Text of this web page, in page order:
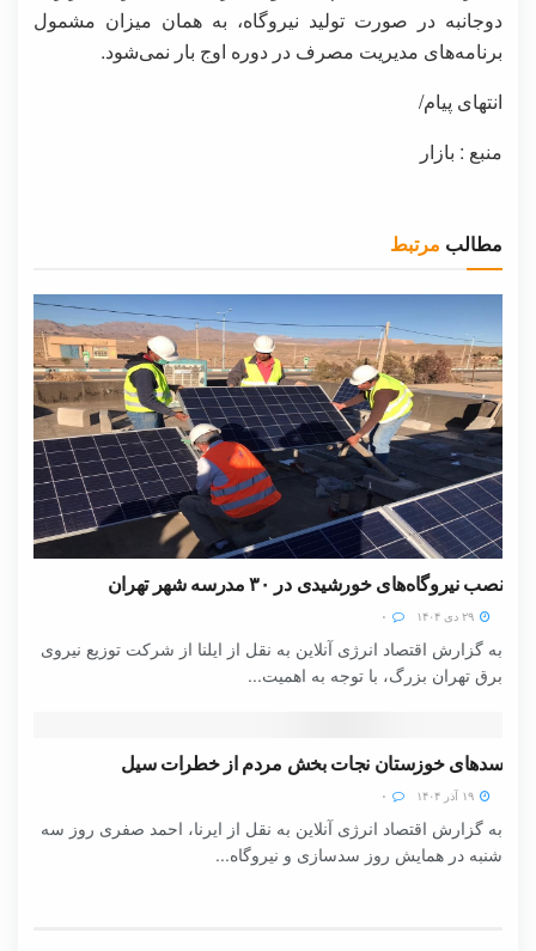
دوجانبه در صورت تولید نیروگاه، به همان میزان مشمول
برنامه‌های مدیریت مصرف در دوره اوج بار نمی‌شود.
انتهای پیام/
منبع : بازار
مطالب مرتبط
نصب نیروگاه‌های خورشیدی در ۳۰ مدرسه شهر تهران
به گزارش اقتصاد انرژی آنلاین به نقل از ایلنا از شرکت توزیع نیروی
برق تهران بزرگ، با توجه به اهمیت...
سدهای خوزستان نجات بخش مردم از خطرات سیل
به گزارش اقتصاد انرژی آنلاین به نقل از ایرنا، احمد صفری روز سه
شنبه در همایش روز سدسازی و نیروگاه...